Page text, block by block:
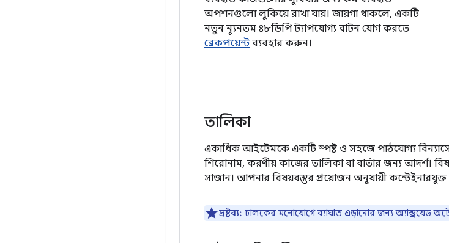
অপশনগুলো লুকিয়ে রাখা যায়। জায়গা থাকলে, একটি
নতুন ন্যূনতম ৪৮ডিপি ট্যাপযোগ্য বাটন যোগ করতে
ব্রেকপয়েন্ট ব্যবহার করুন।
তালিকা
একাধিক আইটেমকে একটি স্পষ্ট ও সহজে পাঠযোগ্য
শিরোনাম, করণীয় কাজের তালিকা বা বার্তার জন্য আদর্শ।
সাজান। আপনার বিষয়বস্তুর প্রয়োজন অনুযায়ী কন্টেইনারযুক্ত
দ্রষ্টব্য: চালকের মনোযোগে ব্যাঘাত এড়ানোর জন্য অ্যান্ড্রয়েড